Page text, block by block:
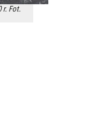
r. Fot.